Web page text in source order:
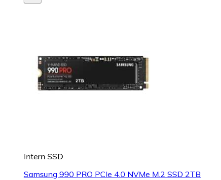
Intern SSD
Samsung 990 PRO PCIe 4.0 NVMe M.2 SSD 2TB